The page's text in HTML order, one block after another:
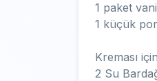
1 paket
1 küçük
Kreması için
2 Su